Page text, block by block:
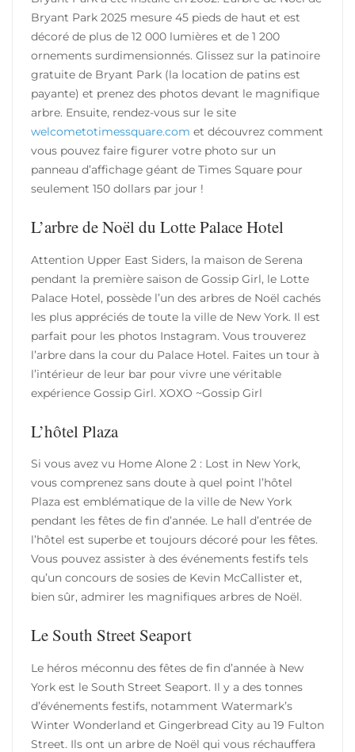
Bryant Park 2025 mesure 45 pieds de haut et est
décoré de plus de 12 000 lumières et de 1 200
ornements surdimensionnés. Glissez sur la patinoire
gratuite de Bryant Park (la location de patins est
payante) et prenez des photos devant le magnifique
arbre. Ensuite, rendez-vous sur le site
welcometotimessquare.com et découvrez comment
vous pouvez faire figurer votre photo sur un
panneau d’affichage géant de Times Square pour
seulement 150 dollars par jour !
L’arbre de Noël du Lotte Palace Hotel
Attention Upper East Siders, la maison de Serena
pendant la première saison de Gossip Girl, le Lotte
Palace Hotel, possède l’un des arbres de Noël cachés
les plus appréciés de toute la ville de New York. Il est
parfait pour les photos Instagram. Vous trouverez
l’arbre dans la cour du Palace Hotel. Faites un tour à
l’intérieur de leur bar pour vivre une véritable
expérience Gossip Girl. XOXO ~Gossip Girl
L’hôtel Plaza
Si vous avez vu Home Alone 2 : Lost in New York,
vous comprenez sans doute à quel point l’hôtel
Plaza est emblématique de la ville de New York
pendant les fêtes de fin d’année. Le hall d’entrée de
l’hôtel est superbe et toujours décoré pour les fêtes.
Vous pouvez assister à des événements festifs tels
qu’un concours de sosies de Kevin McCallister et,
bien sûr, admirer les magnifiques arbres de Noël.
Le South Street Seaport
Le héros méconnu des fêtes de fin d’année à New
York est le South Street Seaport. Il y a des tonnes
d’événements festifs, notamment Watermark’s
Winter Wonderland et Gingerbread City au 19 Fulton
Street. Ils ont un arbre de Noël qui vous réchauffera